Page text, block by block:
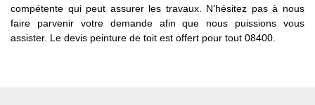
compétente qui peut assurer les travaux. N’hésitez pas à nous
faire parvenir votre demande afin que nous puissions vous
assister. Le devis peinture de toit est offert pour tout 08400.